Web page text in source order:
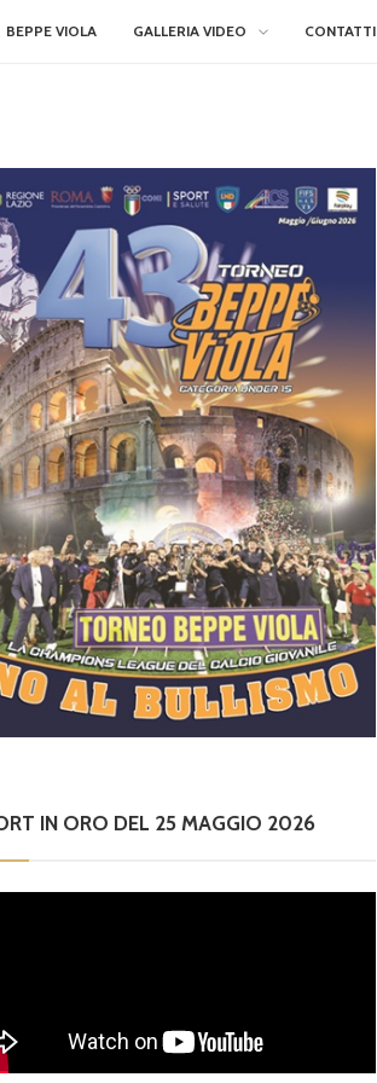
BEPPE VIOLA GALLERIA VIDEO CONTATTI
IN ORO DEL 25 MAGGIO 2026